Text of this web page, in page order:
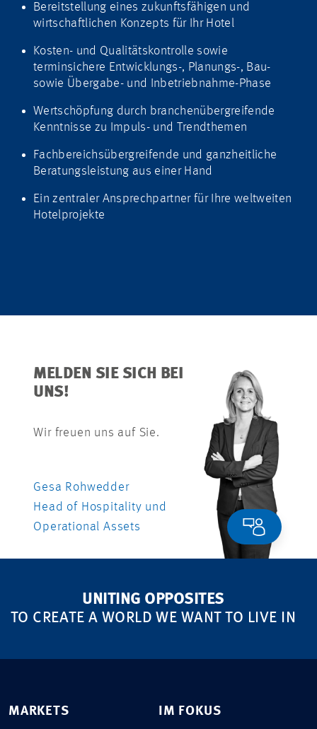
Bereitstellung eines zukunftsfähigen und
wirtschaftlichen Konzepts für Ihr Hotel
Kosten- und Qualitätskontrolle sowie
terminsichere Entwicklungs-, Planungs-, Bau-
sowie Übergabe- und Inbetriebnahme-Phase
Wertschöpfung durch branchenübergreifende
Kenntnisse zu Impuls- und Trendthemen
Fachbereichsübergreifende und ganzheitliche
Beratungsleistung aus einer Hand
Ein zentraler Ansprechpartner für Ihre weltweiten
Hotelprojekte
MELDEN SIE SICH BEI
UNS!
Wir freuen uns auf Sie.
Gesa Rohwedder
Head of Hospitality und
Operational Assets
UNITING OPPOSITES
TO CREATE A WORLD WE WANT TO LIVE IN
MARKETS IM FOKUS